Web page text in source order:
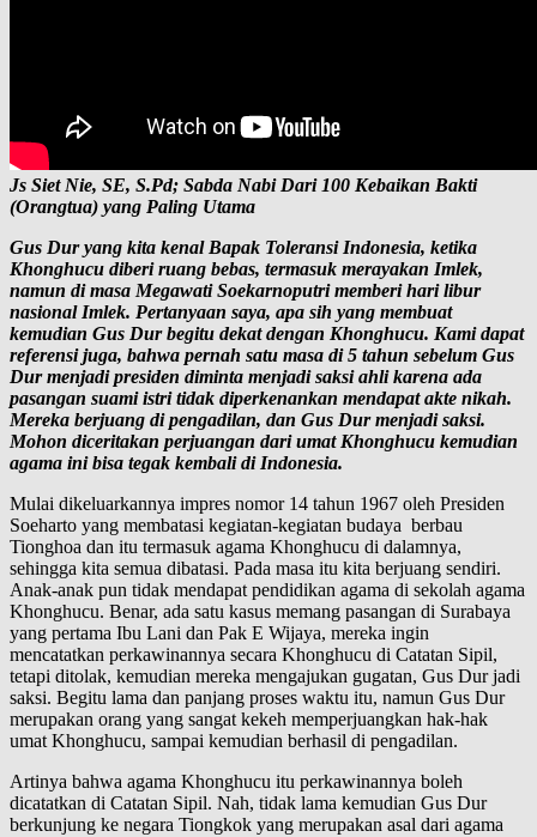
Js Siet Nie, SE, S.Pd; Sabda Nabi Dari 100 Kebaikan Bakti
(Orangtua) yang Paling Utama
Gus Dur yang kita kenal Bapak Toleransi Indonesia, ketika
Khonghucu diberi ruang bebas, termasuk merayakan Imlek,
namun di masa Megawati Soekarnoputri memberi hari libur
nasional Imlek. Pertanyaan saya, apa sih yang membuat
kemudian Gus Dur begitu dekat dengan Khonghucu. Kami dapat
referensi juga, bahwa pernah satu masa di 5 tahun sebelum Gus
Dur menjadi presiden diminta menjadi saksi ahli karena ada
pasangan suami istri tidak diperkenankan mendapat akte nikah.
Mereka berjuang di pengadilan, dan Gus Dur menjadi saksi.
Mohon diceritakan perjuangan dari umat Khonghucu kemudian
agama ini bisa tegak kembali di Indonesia.
Mulai dikeluarkannya impres nomor 14 tahun 1967 oleh Presiden
Soeharto yang membatasi kegiatan-kegiatan budaya berbau
Tionghoa dan itu termasuk agama Khonghucu di dalamnya,
sehingga kita semua dibatasi. Pada masa itu kita berjuang sendiri.
Anak-anak pun tidak mendapat pendidikan agama di sekolah agama
Khonghucu. Benar, ada satu kasus memang pasangan di Surabaya
yang pertama Ibu Lani dan Pak E Wijaya, mereka ingin
mencatatkan perkawinannya secara Khonghucu di Catatan Sipil,
tetapi ditolak, kemudian mereka mengajukan gugatan, Gus Dur jadi
saksi. Begitu lama dan panjang proses waktu itu, namun Gus Dur
merupakan orang yang sangat kekeh memperjuangkan hak-hak
umat Khonghucu, sampai kemudian berhasil di pengadilan.
Artinya bahwa agama Khonghucu itu perkawinannya boleh
dicatatkan di Catatan Sipil. Nah, tidak lama kemudian Gus Dur
berkunjung ke negara Tiongkok yang merupakan asal dari agama